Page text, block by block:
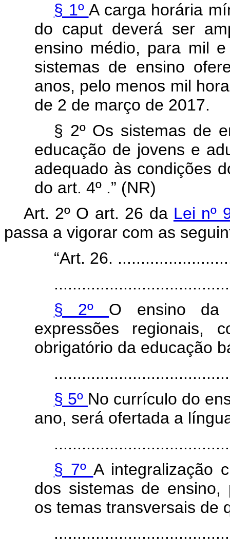
§ 1º A carga horária
do caput deverá ser
ensino médio, para mil
sistemas de ensino
anos, pelo menos mil
de 2 de março de 2017.
§ 2º Os sistemas de
educação de jovens e
adequado às condições
do art. 4º .” (NR)
Art. 2º O art. 26 da Lei nº
passa a vigorar com as
“Art. 26.
§ 2º O ensino da
expressões regionais,
obrigatório da educação
§ 5º No currículo do
ano, será ofertada a
§ 7º A integralização
dos sistemas de ensino,
os temas transversais de